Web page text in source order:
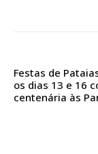
Festas de
os dias 13 e 16
centenária às